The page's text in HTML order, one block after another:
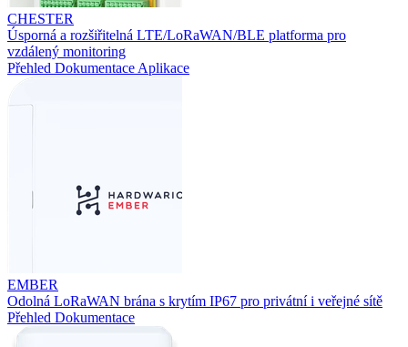
CHESTER
Úsporná a rozšiřitelná LTE/LoRaWAN/BLE platforma pro
vzdálený monitoring
Přehled Dokumentace Aplikace
EMBER
Odolná LoRaWAN brána s krytím IP67 pro privátní i veřejné sítě
Přehled Dokumentace